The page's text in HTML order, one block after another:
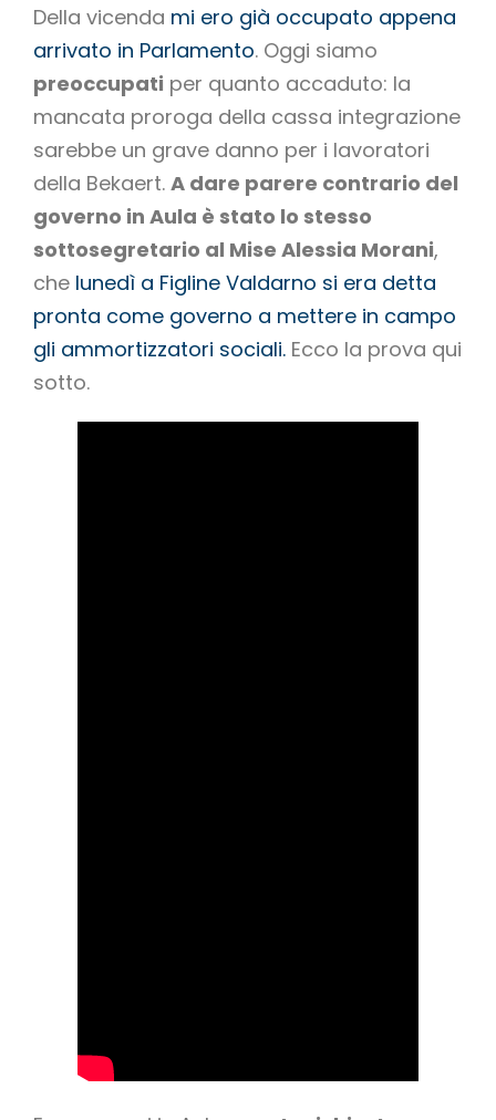
Della vicenda mi ero già occupato appena
arrivato in Parlamento. Oggi siamo
preoccupati per quanto accaduto: la
mancata proroga della cassa integrazione
sarebbe un grave danno per i lavoratori
della Bekaert. A dare parere contrario del
governo in Aula è stato lo stesso
sottosegretario al Mise Alessia Morani,
che lunedì a Figline Valdarno si era detta
pronta come governo a mettere in campo
gli ammortizzatori sociali. Ecco la prova qui
sotto.